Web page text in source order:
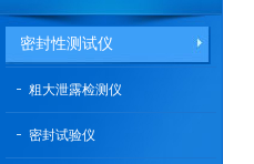
密封性测试仪
粗大泄露检测仪
密封试验仪